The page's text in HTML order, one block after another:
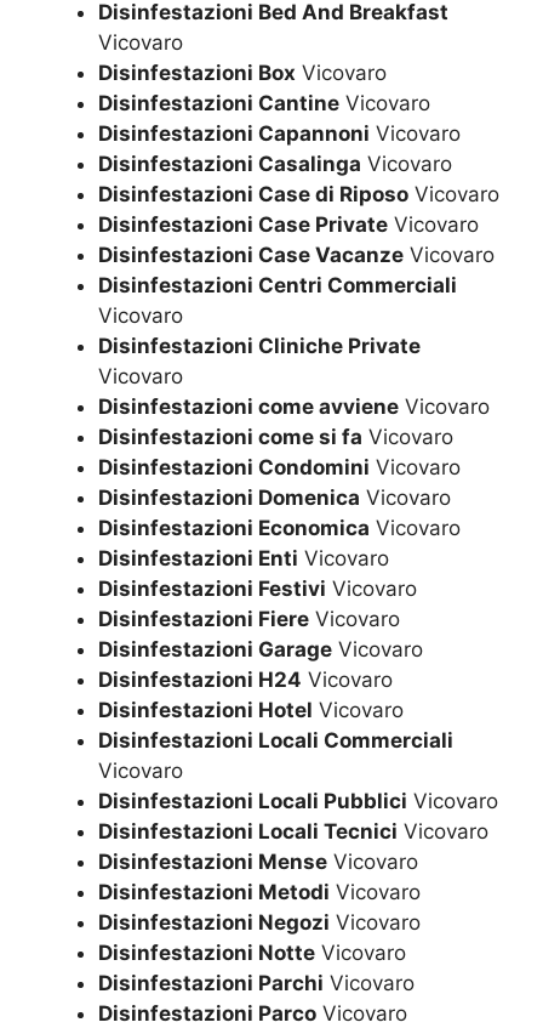
Disinfestazioni Bed And Breakfast
Vicovaro
Disinfestazioni Box Vicovaro
Disinfestazioni Cantine Vicovaro
Disinfestazioni Capannoni Vicovaro
Disinfestazioni Casalinga Vicovaro
Disinfestazioni Case di Riposo Vicovaro
Disinfestazioni Case Private Vicovaro
Disinfestazioni Case Vacanze Vicovaro
Disinfestazioni Centri Commerciali
Vicovaro
Disinfestazioni Cliniche Private
Vicovaro
Disinfestazioni come avviene Vicovaro
Disinfestazioni come si fa Vicovaro
Disinfestazioni Condomini Vicovaro
Disinfestazioni Domenica Vicovaro
Disinfestazioni Economica Vicovaro
Disinfestazioni Enti Vicovaro
Disinfestazioni Festivi Vicovaro
Disinfestazioni Fiere Vicovaro
Disinfestazioni Garage Vicovaro
Disinfestazioni H24 Vicovaro
Disinfestazioni Hotel Vicovaro
Disinfestazioni Locali Commerciali
Vicovaro
Disinfestazioni Locali Pubblici Vicovaro
Disinfestazioni Locali Tecnici Vicovaro
Disinfestazioni Mense Vicovaro
Disinfestazioni Metodi Vicovaro
Disinfestazioni Negozi Vicovaro
Disinfestazioni Notte Vicovaro
Disinfestazioni Parchi Vicovaro
Disinfestazioni Parco Vicovaro